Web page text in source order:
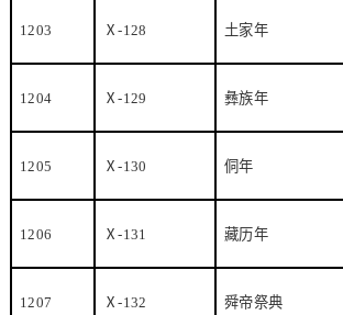
1203 Ⅹ-128 土家年
1204 Ⅹ-129 彝族年
1205 Ⅹ-130 侗年
1206 Ⅹ-131 藏历年
1207 Ⅹ-132 舜帝祭典